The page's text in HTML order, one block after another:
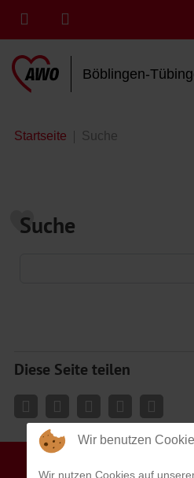
Böblingen-
Startseite Suche
Suche
Diese Seite teilen
Wir benutzen
Wir nutzen Cookies auf